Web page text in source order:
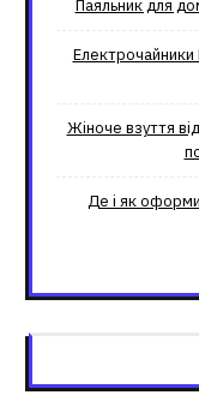
Паяльник для
Електрочайники
Жіноче взуття
Де і як